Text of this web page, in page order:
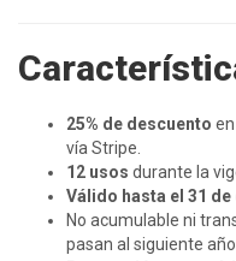
25% de descuento
vía Stripe.
12 usos durante la
Válido hasta el 31
No acumulable ni
pasan al siguiente año.